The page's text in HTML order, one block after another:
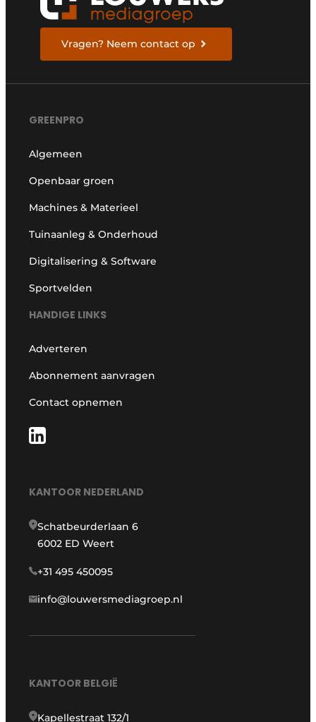
Vragen? Neem contact op
GREENPRO
Algemeen
Openbaar groen
Machines & Materieel
Tuinaanleg & Onderhoud
Digitalisering & Software
Sportvelden
HANDIGE LINKS
Adverteren
Abonnement aanvragen
Contact opnemen
KANTOOR NEDERLAND
Schatbeurderlaan 6
6002 ED Weert
+31 495 450095
info@louwersmediagroep.nl
KANTOOR BELGIË
Kapellestraat 132/1